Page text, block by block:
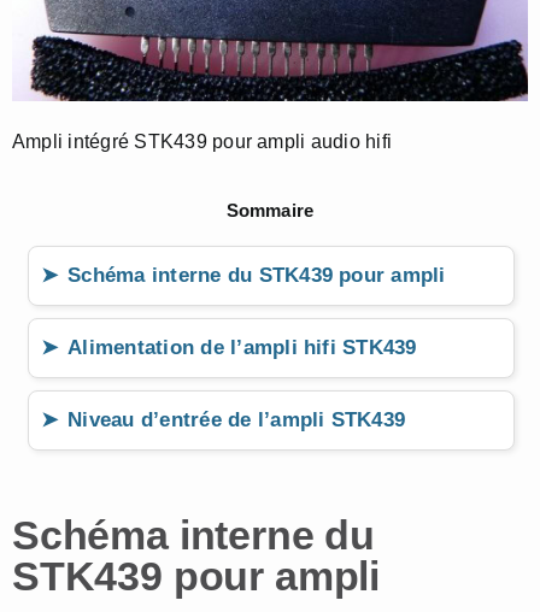
Ampli intégré STK439 pour ampli audio hifi
Sommaire
Schéma interne du STK439 pour ampli
Alimentation de l’ampli hifi STK439
Niveau d’entrée de l’ampli STK439
Schéma interne du
STK439 pour ampli